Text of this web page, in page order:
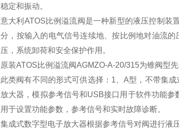
稳定和振动。
意大利ATOS比例溢流阀是一种新型的液压控制装
分，按输入的电气信号连续地、按比例地对油流
压，系统卸荷和安全保护作用。
原装ATOS比例溢流阀AGMZO-A-20/315为锥阀型
此类阀有不同的形式可供选择：1、A型，不带集
放大器，模拟参考信号和USB接口用于软件功能
用于设置功能参数，参考信号和实时故障诊断。
集成式数字型电子放大器根据参考信号对阀进行液